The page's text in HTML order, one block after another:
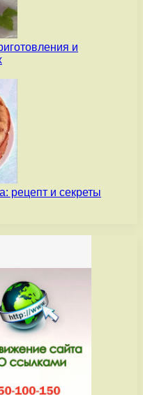
и
рецепт и секреты